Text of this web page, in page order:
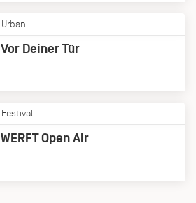
Urban
Vor Deiner Tür
Festival
WERFT Open Air